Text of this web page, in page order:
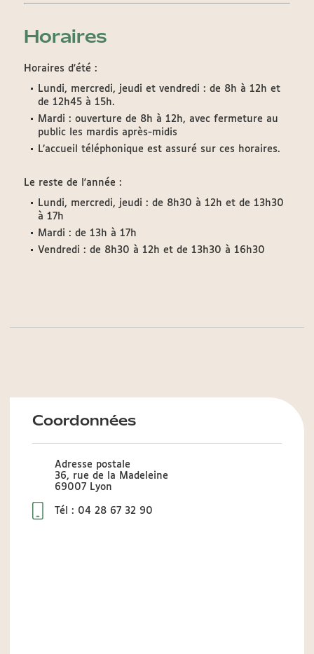
Horaires
Horaires d'été :
Lundi, mercredi, jeudi et vendredi : de 8h à 12h et
de 12h45 à 15h.
Mardi : ouverture de 8h à 12h, avec fermeture au
public les mardis après-midis
L’accueil téléphonique est assuré sur ces horaires.
Le reste de l'année :
Lundi, mercredi, jeudi : de 8h30 à 12h et de 13h30
à 17h
Mardi : de 13h à 17h
Vendredi : de 8h30 à 12h et de 13h30 à 16h30
Coordonnées
Adresse postale
36, rue de la Madeleine
69007 Lyon
Tél : 04 28 67 32 90